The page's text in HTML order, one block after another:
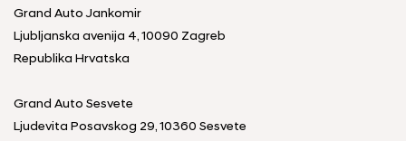
Grand Auto Jankomir
Ljubljanska avenija 4, 10090 Zagreb
Republika Hrvatska
Grand Auto Sesvete
Ljudevita Posavskog 29, 10360 Sesvete